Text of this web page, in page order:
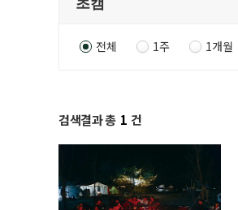
전체 1주 1개월
검색결과 총 1 건